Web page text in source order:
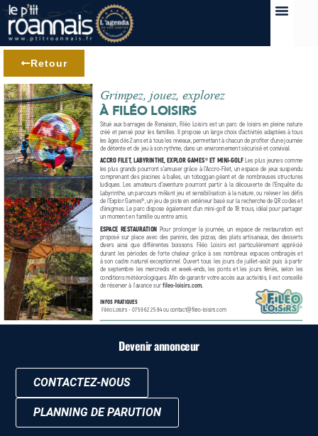
Retour
Devenir annonceur
CONTACTEZ-NOUS
PLANNING DE PARUTION